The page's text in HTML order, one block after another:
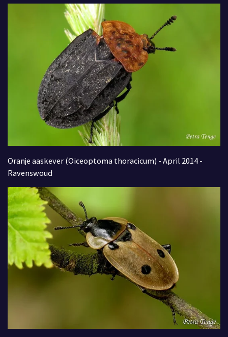
Oranje aaskever (Oiceoptoma thoracicum) - April 2014 -
Ravenswoud